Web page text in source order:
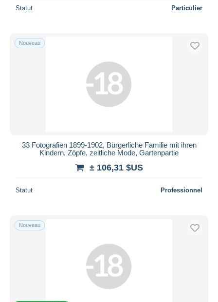
Statut Particulier
Nouveau
33 Fotografien 1899-1902, Bürgerliche Familie mit ihren
Kindern, Zöpfe, zeitliche Mode, Gartenpartie
± 106,31 $US
Statut Professionnel
Nouveau